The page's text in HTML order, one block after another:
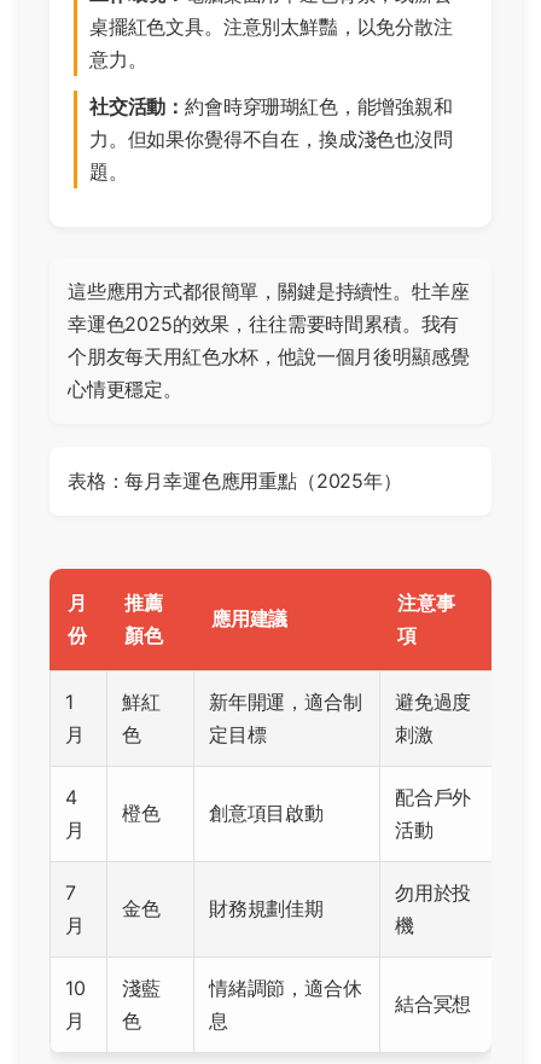
桌擺紅色文具。注意別太鮮豔，以免分散注
意力。
社交活動：約會時穿珊瑚紅色，能增強親和
力。但如果你覺得不自在，換成淺色也沒問
題。
這些應用方式都很簡單，關鍵是持續性。牡羊座
幸運色2025的效果，往往需要時間累積。我有
个朋友每天用紅色水杯，他說一個月後明顯感覺
心情更穩定。
表格：每月幸運色應用重點（2025年）
月
份
推薦
顏色
應用建議
注意事
項
1
月
鮮紅
色
新年開運，適合制
定目標
避免過度
刺激
4
月
橙色 創意項目啟動
配合戶外
活動
7
月
金色 財務規劃佳期
勿用於投
機
10
月
淺藍
色
情緒調節，適合休
息
結合冥想